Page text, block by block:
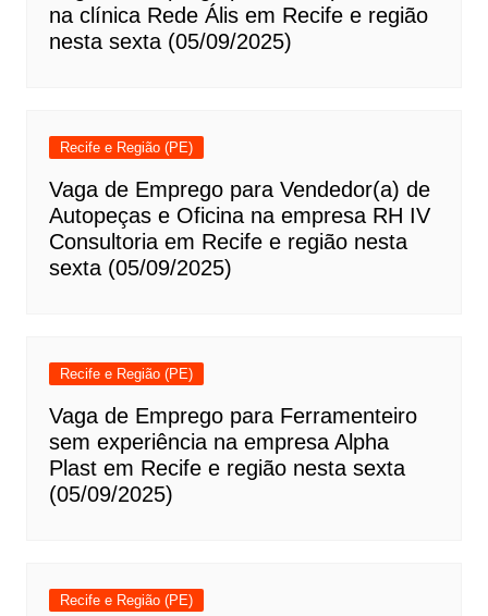
na clínica Rede Ális em Recife e região
nesta sexta (05/09/2025)
Recife e Região (PE)
Vaga de Emprego para Vendedor(a) de
Autopeças e Oficina na empresa RH IV
Consultoria em Recife e região nesta
sexta (05/09/2025)
Recife e Região (PE)
Vaga de Emprego para Ferramenteiro
sem experiência na empresa Alpha
Plast em Recife e região nesta sexta
(05/09/2025)
Recife e Região (PE)